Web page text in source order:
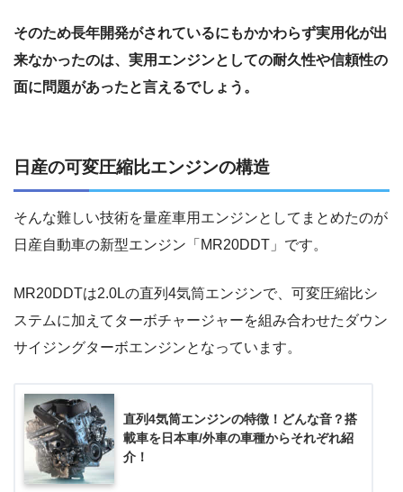
そのため長年開発がされているにもかかわらず実用化が出
来なかったのは、実用エンジンとしての耐久性や信頼性の
面に問題があったと言えるでしょう。
日産の可変圧縮比エンジンの構造
そんな難しい技術を量産車用エンジンとしてまとめたのが
日産自動車の新型エンジン「MR20DDT」です。
MR20DDTは2.0Lの直列4気筒エンジンで、可変圧縮比シ
ステムに加えてターボチャージャーを組み合わせたダウン
サイジングターボエンジンとなっています。
直列4気筒エンジンの特徴！どんな音？搭
載車を日本車/外車の車種からそれぞれ紹
介！